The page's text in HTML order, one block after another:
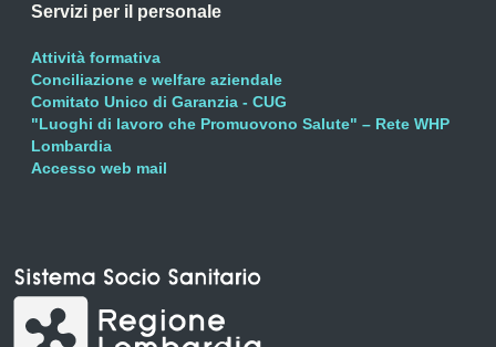
Servizi per il personale
Attività formativa
Conciliazione e welfare aziendale
Comitato Unico di Garanzia - CUG
"Luoghi di lavoro che Promuovono Salute" – Rete WHP
Lombardia
Accesso web mail